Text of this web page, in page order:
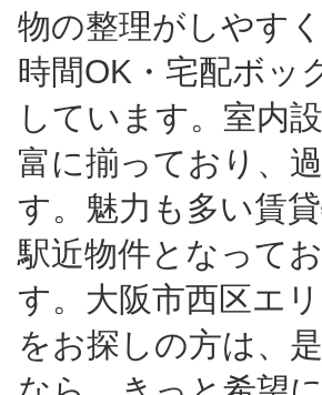
物の整理がしやす
時間OK・宅配ボッ
しています。室内
富に揃っており、
す。魅力も多い賃
駅近物件となって
す。大阪市西区エ
をお探しの方は、